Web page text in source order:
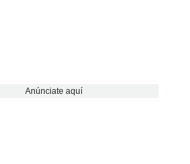
Anúnciate aquí